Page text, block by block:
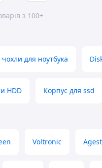
з 100+
для ноутбука
HDD Корпус для ssd
Voltronic